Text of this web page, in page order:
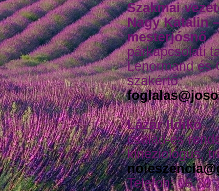
Szakmai
Nagy Katalin
mesterjósnő
párkapcsolati
Lenormand és
szakértő
Lázár Ildikó
család-és
kineziológus,
Telefon: 06 30